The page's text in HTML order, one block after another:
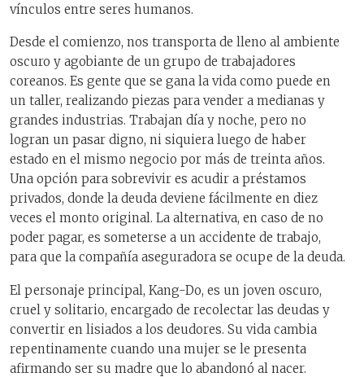
vínculos entre seres humanos.
Desde el comienzo, nos transporta de lleno al ambiente
oscuro y agobiante de un grupo de trabajadores
coreanos. Es gente que se gana la vida como puede en
un taller, realizando piezas para vender a medianas y
grandes industrias. Trabajan día y noche, pero no
logran un pasar digno, ni siquiera luego de haber
estado en el mismo negocio por más de treinta años.
Una opción para sobrevivir es acudir a préstamos
privados, donde la deuda deviene fácilmente en diez
veces el monto original. La alternativa, en caso de no
poder pagar, es someterse a un accidente de trabajo,
para que la compañía aseguradora se ocupe de la deuda.
El personaje principal, Kang-Do, es un joven oscuro,
cruel y solitario, encargado de recolectar las deudas y
convertir en lisiados a los deudores. Su vida cambia
repentinamente cuando una mujer se le presenta
afirmando ser su madre que lo abandonó al nacer.